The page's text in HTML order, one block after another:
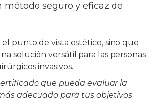
método seguro y eficaz de
el punto de vista estético, sino que
solución versátil para las personas
invasivos.
que pueda evaluar la
adecuado para tus objetivos